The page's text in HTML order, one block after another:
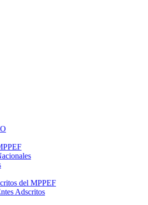
del MPPEF
Adscritos